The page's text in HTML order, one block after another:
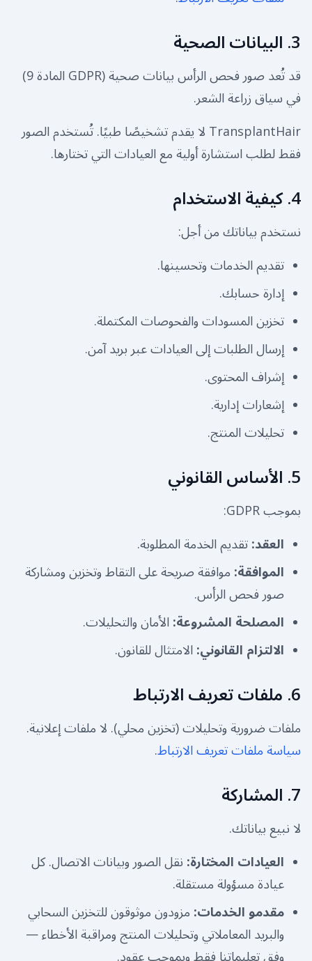
3. البيانات الصحية
قد تُعد صور فحص الرأس بيانات صحية (GDPR المادة 9)
في سياق زراعة الشعر.
TransplantHair لا يقدم تشخيصًا طبيًا. تُستخدم الصور
فقط لطلب استشارة أولية مع العيادات التي تختارها.
4. كيفية الاستخدام
نستخدم بياناتك من أجل:
تقديم الخدمات وتحسينها.
إدارة حسابك.
تخزين المسودات والفحوصات المكتملة.
إرسال الطلبات إلى العيادات عبر بريد آمن.
إشراف المحتوى.
إشعارات إدارية.
تحليلات المنتج.
5. الأساس القانوني
بموجب GDPR:
العقد: تقديم الخدمة المطلوبة.
الموافقة: موافقة صريحة على التقاط وتخزين ومشاركة
صور فحص الرأس.
المصلحة المشروعة: الأمان والتحليلات.
الالتزام القانوني: الامتثال للقانون.
6. ملفات تعريف الارتباط
ملفات ضرورية وتحليلات (تخزين محلي). لا ملفات إعلانية.
سياسة ملفات تعريف الارتباط.
7. المشاركة
لا نبيع بياناتك.
العيادات المختارة: نقل الصور وبيانات الاتصال. كل
عيادة مسؤولة مستقلة.
مقدمو الخدمات: مزودون موثوقون للتخزين السحابي
والبريد المعاملاتي وتحليلات المنتج ومراقبة الأخطاء —
وفق تعليماتنا فقط وبموجب عقود.